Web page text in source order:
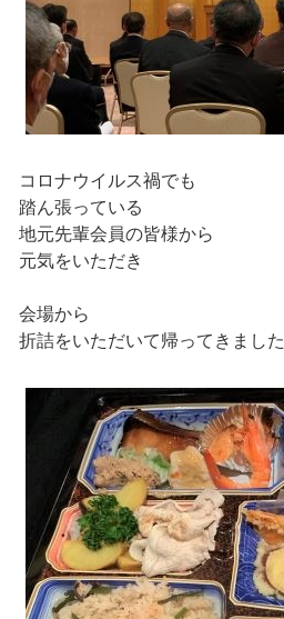
コロナウイルス禍でも
踏ん張っている
地元先輩会員の皆様から
元気をいただき
会場から
折詰をいただいて帰ってきました